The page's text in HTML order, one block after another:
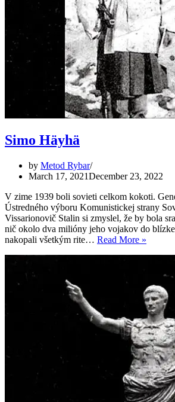
Simo Häyhä
by Metod Rybar
March 17, 2021December 23, 2022
V zime 1939 boli sovieti celkom kokoti.
Ústredného výboru Komunistickej strany
Vissarionovič Stalin si zmyslel, že by bola
nič okolo dva milióny jeho vojakov do
nakopali všetkým rite… Read More »